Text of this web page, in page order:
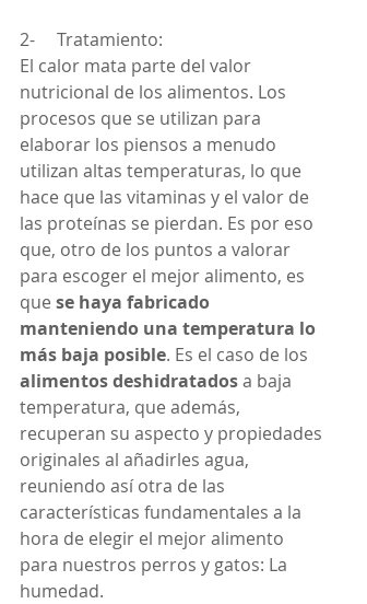
2-     Tratamiento:
El calor mata parte del valor
nutricional de los alimentos. Los
procesos que se utilizan para
elaborar los piensos a menudo
utilizan altas temperaturas, lo que
hace que las vitaminas y el valor de
las proteínas se pierdan. Es por eso
que, otro de los puntos a valorar
para escoger el mejor alimento, es
que se haya fabricado
manteniendo una temperatura lo
más baja posible. Es el caso de los
alimentos deshidratados a baja
temperatura, que además,
recuperan su aspecto y propiedades
originales al añadirles agua,
reuniendo así otra de las
características fundamentales a la
hora de elegir el mejor alimento
para nuestros perros y gatos: La
humedad.